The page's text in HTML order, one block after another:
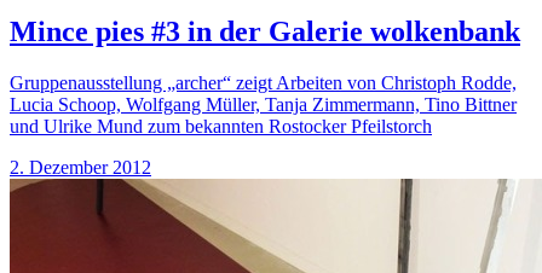
Mince pies #3 in der Galerie wolkenbank
Gruppenausstellung „archer“ zeigt Arbeiten von Christoph Rodde,
Lucia Schoop, Wolfgang Müller, Tanja Zimmermann, Tino Bittner
und Ulrike Mund zum bekannten Rostocker Pfeilstorch
2. Dezember 2012